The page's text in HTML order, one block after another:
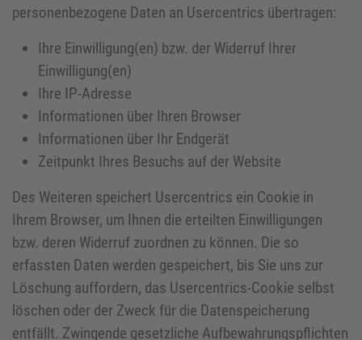
personenbezogene Daten an Usercentrics übertragen:
Ihre Einwilligung(en) bzw. der Widerruf Ihrer
Einwilligung(en)
Ihre IP-Adresse
Informationen über Ihren Browser
Informationen über Ihr Endgerät
Zeitpunkt Ihres Besuchs auf der Website
Des Weiteren speichert Usercentrics ein Cookie in
Ihrem Browser, um Ihnen die erteilten Einwilligungen
bzw. deren Widerruf zuordnen zu können. Die so
erfassten Daten werden gespeichert, bis Sie uns zur
Löschung auffordern, das Usercentrics-Cookie selbst
löschen oder der Zweck für die Datenspeicherung
entfällt. Zwingende gesetzliche Aufbewahrungspflichten